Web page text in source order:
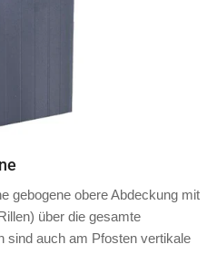
gebogene obere Abdeckung mit
über die gesamte
sind auch am Pfosten vertikale